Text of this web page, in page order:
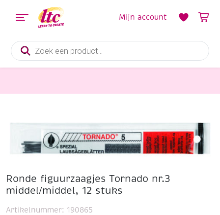
Producten
zoeken
Mijn account
Ronde figuurzaagjes Tornado nr.3
middel/middel, 12 stuks
Artikelnummer: 190865